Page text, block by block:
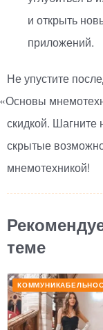
и открыть
приложений.
Не упустите
Основы
скидкой. Шагните
скрытые
мнемотехникой!
теме